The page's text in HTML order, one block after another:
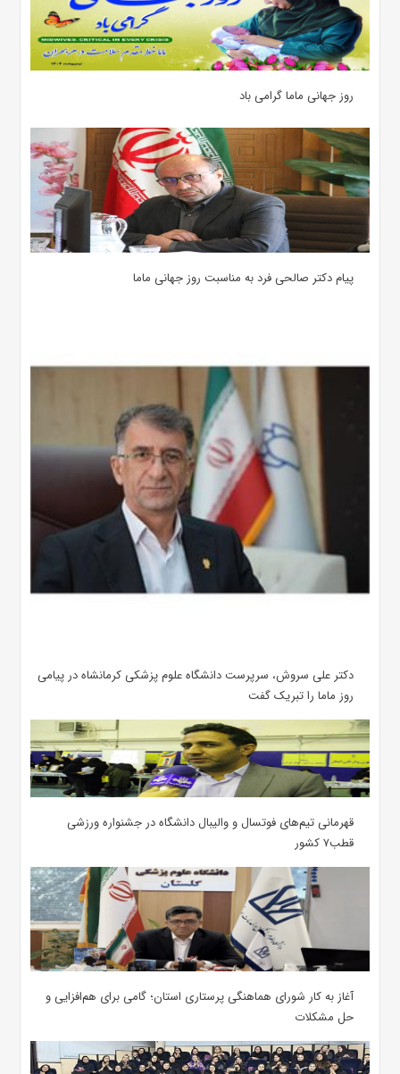
روز جهانی ماما گرامی باد
پیام دکتر صالحی فرد به مناسبت روز جهانی ماما
دکتر علی سروش، سرپرست دانشگاه علوم پزشکی کرمانشاه در پیامی
روز ماما را تبریک گفت
قهرمانی تیم‌های فوتسال و والیبال دانشگاه در جشنواره ورزشی
قطب۷ کشور
آغاز به کار شورای هماهنگی پرستاری استان؛ گامی برای هم‌افزایی و
حل مشکلات